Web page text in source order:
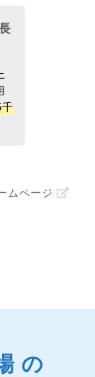
千
ムページ
の